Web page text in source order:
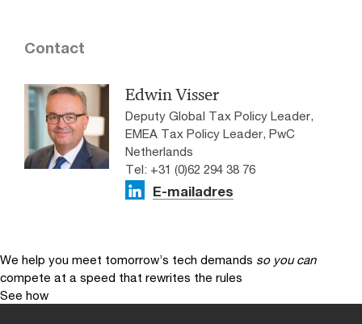
Contact
Edwin Visser
Deputy Global Tax Policy Leader,
EMEA Tax Policy Leader, PwC
Netherlands
Tel: +31 (0)62 294 38 76
E-mailadres
We help you meet tomorrow’s tech demands so you can
compete at a speed that rewrites the rules
See how